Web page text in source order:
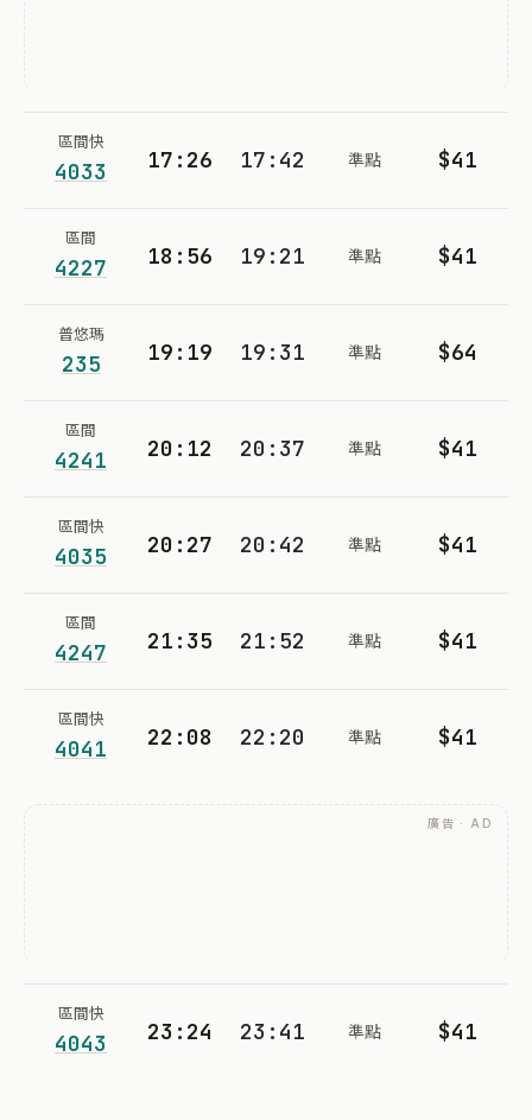
區間快
4033 17:26 17:42 準點 $41
區間
4227 18:56 19:21 準點 $41
普悠瑪
235 19:19 19:31 準點 $64
區間
4241 20:12 20:37 準點 $41
區間快
4035 20:27 20:42 準點 $41
區間
4247 21:35 21:52 準點 $41
區間快
4041 22:08 22:20 準點 $41
廣告 · AD
區間快
4043 23:24 23:41 準點 $41